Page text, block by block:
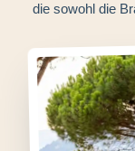
die sowohl die